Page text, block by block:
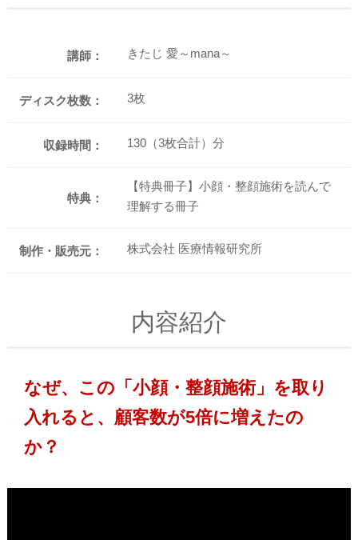
講師： きたじ 愛～mana～
ディスク枚数： 3枚
収録時間： 130（3枚合計）分
特典：
【特典冊子】小顔・整顔施術を読んで
理解する冊子
制作・販売元： 株式会社 医療情報研究所
内容紹介
なぜ、この「小顔・整顔施術」を取り
入れると、顧客数が5倍に増えたの
か？